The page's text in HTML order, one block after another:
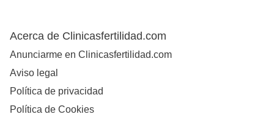
Acerca de Clinicasfertilidad.com
Anunciarme en Clinicasfertilidad.com
Aviso legal
Política de privacidad
Política de Cookies